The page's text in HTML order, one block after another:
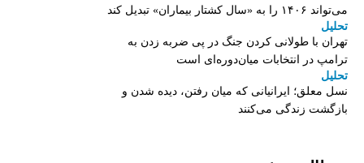
می‌تواند ۱۴۰۶ را به «سال کشتار بیماران» تبدیل کند
تحلیل
تهران با طولانی کردن جنگ در پی ضربه زدن به
ترامپ در انتخابات میان‌دوره‌ای است
تحلیل
نسل معلق؛ ایرانیانی که میان رفتن، دیده شدن و
بازگشت زندگی می‌کنند